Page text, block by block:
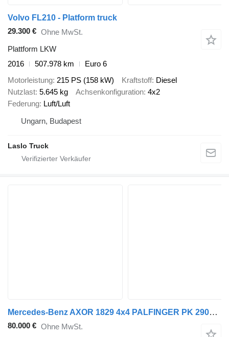
Volvo FL210 - Platform truck
29.300 € Ohne MwSt.
Plattform LKW
2016
507.978 km
Euro 6
Motorleistung 215 PS (158 kW) Kraftstoff Diesel
Nutzlast 5.645 kg Achsenkonfiguration 4x2
Federung Luft/Luft
Ungarn, Budapest
Laslo Truck
Mercedes-Benz AXOR 1829 4x4 PALFINGER PK 29002 Crane Winch Kra
80.000 € Ohne MwSt.